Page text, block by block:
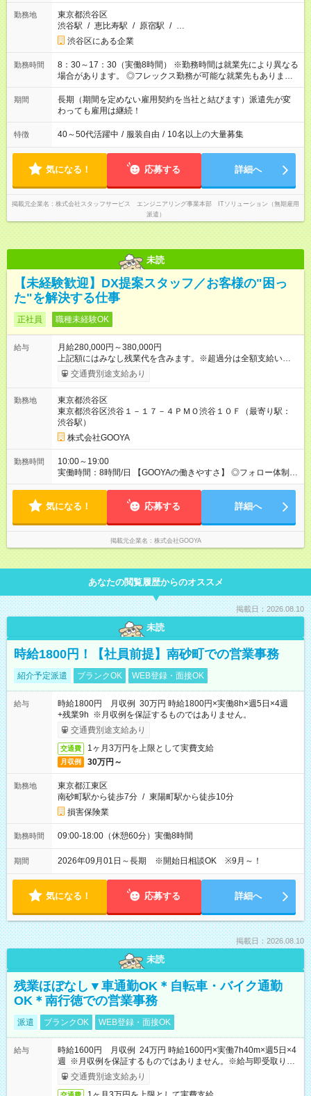
勤務地
東京都渋谷区
渋谷駅 / 恵比寿駅 / 原宿駅 / …
渋谷区にある企業
勤務時間
8：30～17：30（実働8時間） ※勤務時間は就業先により異なる
場合があります。 ◎フレックス勤務が可能な就業先もありま
す。 ◎今よりもさらに働きやすい環境をつくるべく、 働き方
改革に全社をあげて取り組んでいます。
期間
長期（期間を定めない雇用契約を当社と結びます）派遣先が変
わっても雇用は継続！
特徴 40～50代活躍中 / 服装自由 / 10名以上の大量募集
気になる！ 応募する 詳細へ
掲載元企業名
株式会社スタッフサービス エンジニアリング事業本部 ITソリューション（無期雇用
派遣）
未読
【未経験歓迎】DX提案スタッフ／お客様の"困っ
た"を解決する仕事
正社員 職種未経験OK
給与
月給280,000円～380,000円
上記額にはみなし残業代を含みます。※超過分は全額支給いたし
ます。 みなし残業代 29,371円 以上／月 みなし残業時間 15時間
／月 ※年収条件は経験・能力により決定いたします。 ※管理監
用期間の長さ：6ヶ月 雇用形態、給与は本採用時と同じです。 ※
試用期間は3か月～最大6か月、期間中の待遇に変更なし
交通費別途支給あり
勤務地
東京都渋谷区
東京都渋谷区渋谷１－１７－４ＰＭＯ渋谷１０Ｆ（最寄り駅：
渋谷駅）
株式会社GOOYA
勤務時間
10:00～19:00
実働時間：8時間/日 【GOOYAの働きやすさ】 ◎フォロー体制：
専属の 「ラウンダー制度」 があり、 キャリアや日々の悩みを相
援企業として認定されています 。
気になる！ 応募する 詳細へ
掲載元企業名 株式会社GOOYA
あなたの閲覧履歴からのオススメ
掲載日：2026.08.10
未読
時給1800円！【社員前提】南砂町での営業事務
紹介予定派遣 ブランクOK WEB登録・面接OK
給与
時給1800円 月収例 30万円 時給1800円×実働8h×週5日×4週
+残業9h ※月収例を保証するものではありません。
交通費別途支給あり
交通費 1ヶ月3万円を上限として実費支給
月収例 30万円～
勤務地
東京都江東区
南砂町駅から徒歩7分 / 東陽町駅から徒歩10分
損害保険業
勤務時間 09:00-18:00（休憩60分）実働8時間
期間 2026年09月01日～長期 ※開始日相談OK ※9月～！
気になる！ 応募する 詳細へ
掲載日：2026.08.10
未読
残業ほぼなし▼車通勤OK＊自転車・バイク通勤
OK＊南行徳での営業事務
派遣 ブランクOK WEB登録・面接OK
給与
時給1600円 月収例 24万円 時給1600円×実働7h40m×週5日×4
週 ※月収例を保証するものではありません。※給与即受取りサ
ービス利用可（利用条件有）
交通費別途支給あり